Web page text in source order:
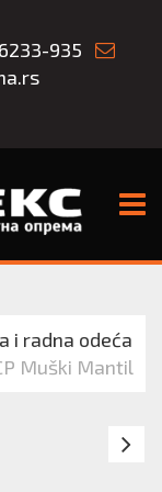
935
i radna odeća
Muški Mantil